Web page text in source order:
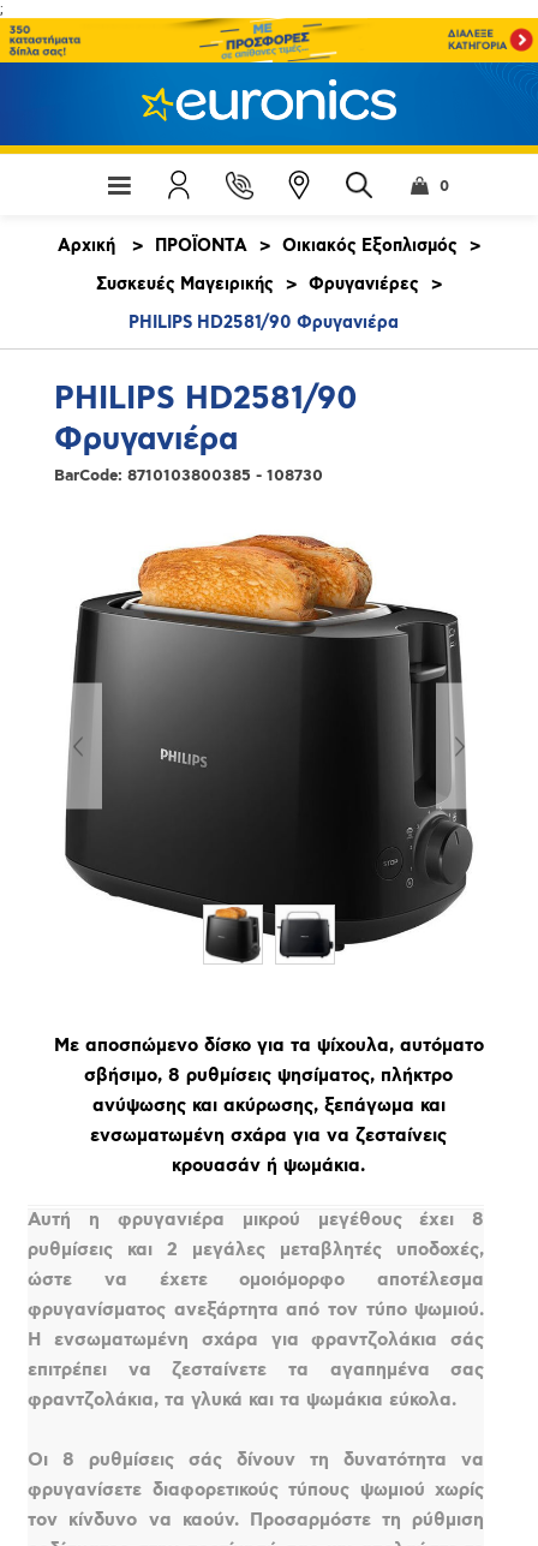
;
0
Αρχική > ΠΡΟΪΟΝΤΑ > Οικιακός Εξοπλισμός
>
Συσκευές Μαγειρικής
> Φρυγανιέρες
>
PHILIPS HD2581/90 Φρυγανιέρα
PHILIPS HD2581/90
Φρυγανιέρα
BarCode: 8710103800385 - 108730
Με αποσπώμενο δίσκο για τα ψίχουλα, αυτόματο
σβήσιμο, 8 ρυθμίσεις ψησίματος, πλήκτρο
ανύψωσης και ακύρωσης, ξεπάγωμα και
ενσωματωμένη σχάρα για να ζεσταίνεις
κρουασάν ή ψωμάκια.
Αυτή η φρυγανιέρα μικρού μεγέθους έχει 8
ρυθμίσεις και 2 μεγάλες μεταβλητές υποδοχές,
ώστε να έχετε ομοιόμορφο αποτέλεσμα
φρυγανίσματος ανεξάρτητα από τον τύπο ψωμιού.
Η ενσωματωμένη σχάρα για φραντζολάκια σάς
επιτρέπει να ζεσταίνετε τα αγαπημένα σας
φραντζολάκια, τα γλυκά και τα ψωμάκια εύκολα.
Οι 8 ρυθμίσεις σάς δίνουν τη δυνατότητα να
φρυγανίσετε διαφορετικούς τύπους ψωμιού χωρίς
τον κίνδυνο να καούν. Προσαρμόστε τη ρύθμιση